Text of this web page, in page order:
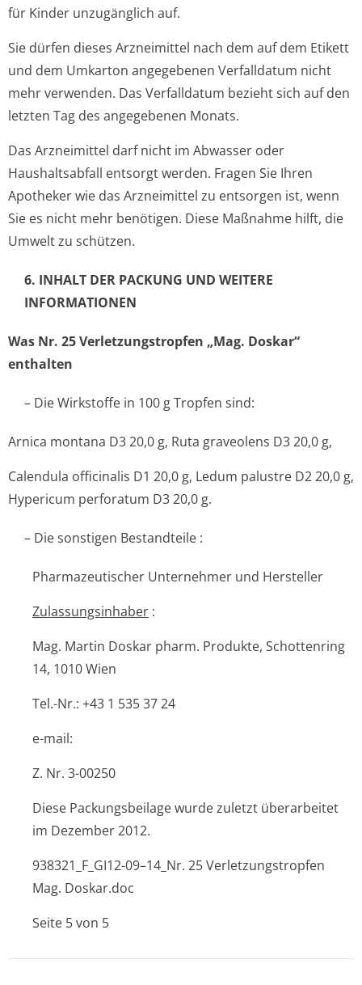
für Kinder unzugänglich auf.
Sie dürfen dieses Arzneimittel nach dem auf dem Etikett
und dem Umkarton angegebenen Verfalldatum nicht
mehr verwenden. Das Verfalldatum bezieht sich auf den
letzten Tag des angegebenen Monats.
Das Arzneimittel darf nicht im Abwasser oder
Haushaltsabfall entsorgt werden. Fragen Sie Ihren
Apotheker wie das Arzneimittel zu entsorgen ist, wenn
Sie es nicht mehr benötigen. Diese Maßnahme hilft, die
Umwelt zu schützen.
6. INHALT DER PACKUNG UND WEITERE
INFORMATIONEN
Was Nr. 25 Verletzungstrop­fen „Mag. Doskar“
enthalten
– Die Wirkstoffe in 100 g Tropfen sind:
Arnica montana D3 20,0 g, Ruta graveolens D3 20,0 g,
Calendula officinalis D1 20,0 g, Ledum palustre D2 20,0 g,
Hypericum perforatum D3 20,0 g.
– Die sonstigen Bestandteile :
Pharmazeutischer Unternehmer und Hersteller
Zulassungsinhaber :
Mag. Martin Doskar pharm. Produkte, Schottenring
14, 1010 Wien
Tel.-Nr.: +43 1 535 37 24
e-mail:
Z. Nr. 3-00250
Diese Packungsbeilage wurde zuletzt überarbeitet
im Dezember 2012.
938321_F_GI12-09–14_Nr. 25 Verletzungstrop­fen
Mag. Doskar.doc
Seite 5 von 5